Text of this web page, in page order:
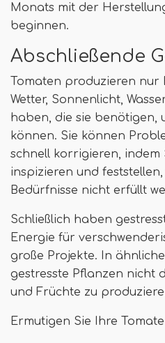
Monats mit der
beginnen.
Abschließende
Tomaten produzieren nur
Wetter, Sonnenlicht,
haben, die sie benötigen,
können. Sie können
schnell korrigieren, indem
inspizieren und
Bedürfnisse nicht erfüllt
Schließlich haben
Energie für
große Projekte. In
gestresste Pflanzen nicht
und Früchte zu
Ermutigen Sie Ihre